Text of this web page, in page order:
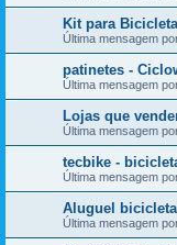
Kit para
Última mensagem
patinetes -
Última mensagem
Lojas que
Última mensagem
tecbike -
Última mensagem
Aluguel
Última mensagem